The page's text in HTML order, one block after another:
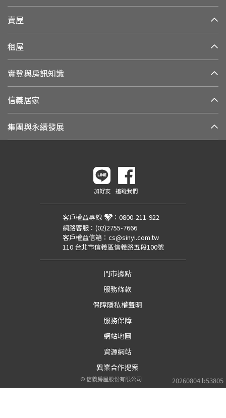
賣屋
租屋
實登與房訊知識
信義居家
集團與永續發展
20260804.b53805
加好友 追蹤我們
客戶權益專線 ： 0800-211-922
網路客服： (02)2755-7666
客戶權益信箱： cs@sinyi.com.tw
110 台北市信義區信義路五段100號
門市據點
服務條款
保障隱私權聲明
服務保障
網站地圖
資源網站
異業合作提案
©信義房屋股份有限公司